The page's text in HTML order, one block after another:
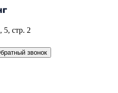
5, стр. 2
звонок